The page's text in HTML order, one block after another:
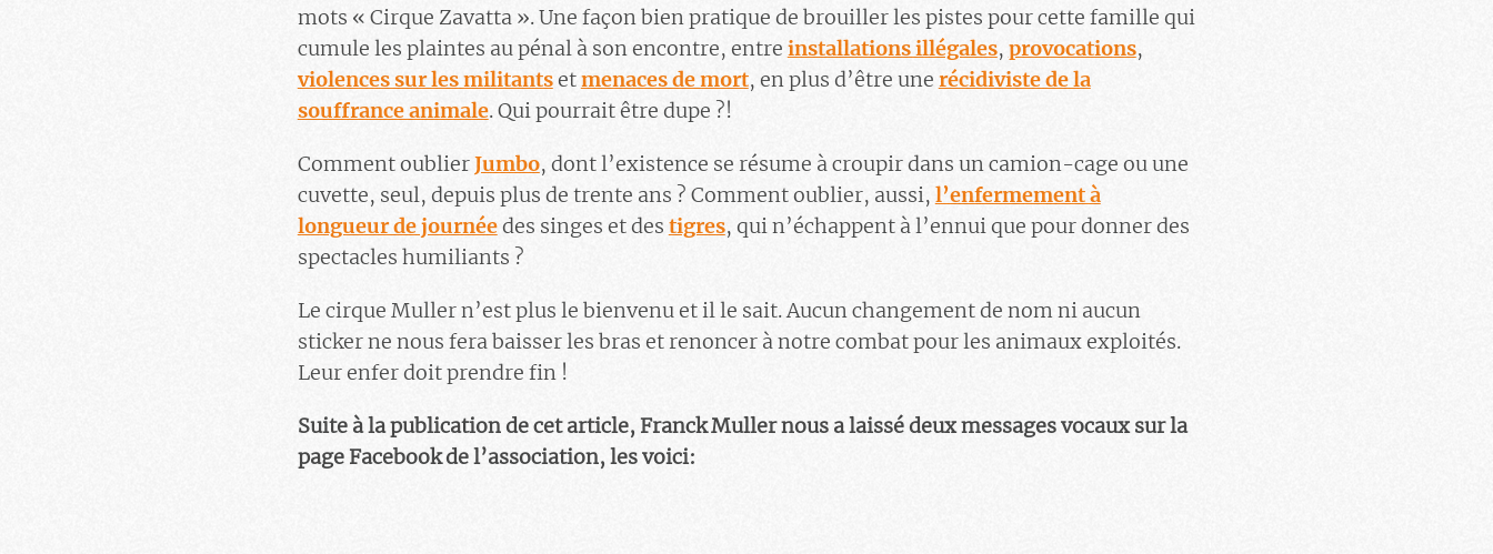
mots « Cirque Zavatta ». Une façon bien pratique de brouiller les pistes pour cette famille qui
cumule les plaintes au pénal à son encontre, entre installations illégales, provocations,
violences sur les militantsetmenaces de mort, en plus d’être une récidiviste de la
souffrance animale. Qui pourrait être dupe ?!
Comment oublierJumbo, dont l’existence se résume à croupir dans un camion-cage ou une
cuvette, seul, depuis plus de trente ans ? Comment oublier, aussi, l’enfermement à
longueur de journéedes singes et des tigres, qui n’échappent à l’ennui que pour donner des
spectacles humiliants ?
Le cirque Muller n’est plus le bienvenu et il le sait. Aucun changement de nom ni aucun
sticker ne nous fera baisser les bras et renoncer à notre combat pour les animaux exploités.
Leur enfer doit prendre fin !
Suite à la publication de cet article, Franck Muller nous a laissé deux messages vocaux sur la
page Facebook de l’association, les voici: